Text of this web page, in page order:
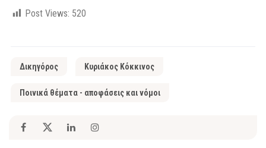
Post Views: 520
Δικηγόρος Κυριάκος Κόκκινος
Ποινικά θέματα - αποφάσεις και νόμοι